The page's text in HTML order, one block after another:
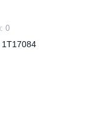
0
1T17084